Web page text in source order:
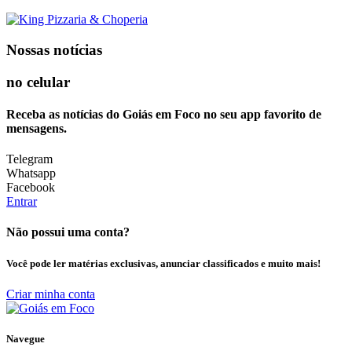
Nossas notícias
no celular
Receba as notícias do Goiás em Foco no seu app favorito de
mensagens.
Telegram
Whatsapp
Facebook
Entrar
Não possui uma conta?
Você pode ler matérias exclusivas, anunciar classificados e muito mais!
Criar minha conta
Navegue